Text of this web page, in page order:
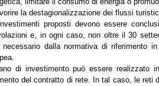
la destagionalizzazione dei flussi
proposti devono essere
e, in ogni caso, non oltre il 30
necessario dalla normativa di riferimento
di investimento può essere realizzato
del contratto di rete. In tal caso, le reti